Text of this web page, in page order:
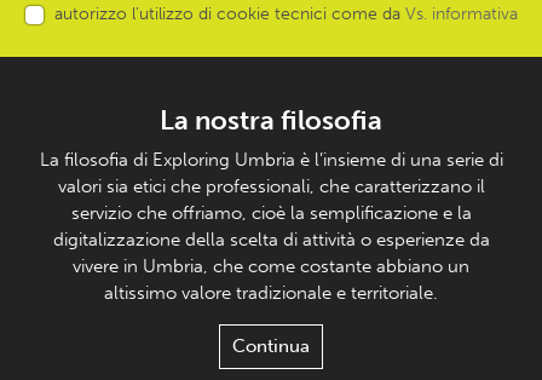
autorizzo l’utilizzo di cookie tecnici come da Vs. informativa
La nostra filosofia
La filosofia di Exploring Umbria è l’insieme di una serie di
valori sia etici che professionali, che caratterizzano il
servizio che offriamo, cioè la semplificazione e la
digitalizzazione della scelta di attività o esperienze da
vivere in Umbria, che come costante abbiano un
altissimo valore tradizionale e territoriale.
Continua